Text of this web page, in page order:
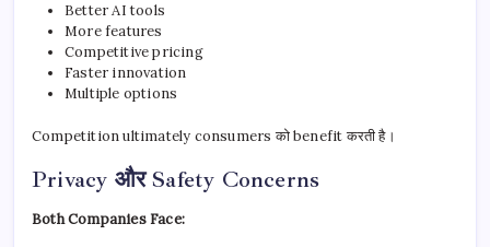
Better AI tools
More features
Competitive pricing
Faster innovation
Multiple options
Competition ultimately consumers को benefit करती है।
Privacy और Safety Concerns
Both Companies Face: